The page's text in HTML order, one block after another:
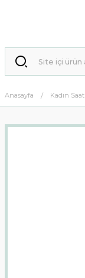
Anasayfa Kadın Saat